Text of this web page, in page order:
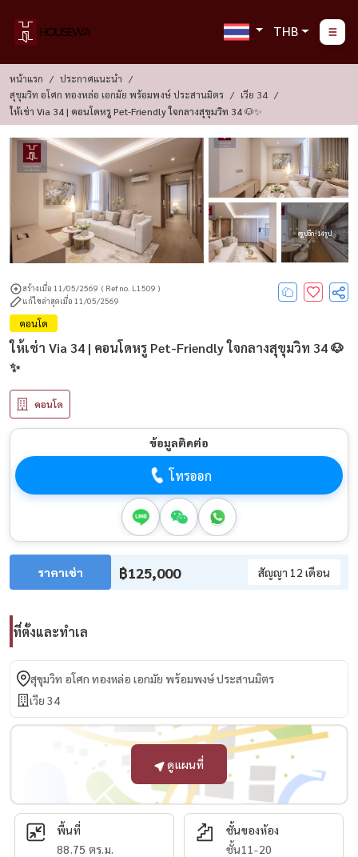
THB
หน้าแรก
ประกาศแนะนำ
สุขุมวิท อโศก ทองหล่อ เอกมัย พร้อมพงษ์ ประสานมิตร
เวีย 34
ให้เช่า Via 34 | คอนโดหรู Pet-Friendly ใจกลางสุขุมวิท 34 🐶✨
ดูรูปอีก : 14 รูป
สร้างเมื่อ 11/05/2569 ( Ref no. L1509 )
แก้ไขล่าสุดเมื่อ 11/05/2569
คอนโด
ให้เช่า Via 34 | คอนโดหรู Pet-Friendly ใจกลางสุขุมวิท 34 🐶
✨
คอนโด
ข้อมูลติดต่อ
โทรออก
ราคาเช่า ฿125,000 สัญญา 12 เดือน
ที่ตั้งและทำเล
สุขุมวิท อโศก ทองหล่อ เอกมัย พร้อมพงษ์ ประสานมิตร
เวีย 34
ดูแผนที่
พื้นที่
88.75 ตร.ม.
ชั้นของห้อง
ชั้น11-20